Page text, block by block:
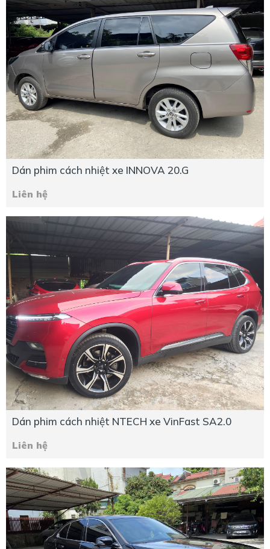
Dán phim cách nhiệt xe INNOVA 20.G
Liên hệ
Dán phim cách nhiệt NTECH xe VinFast SA2.0
Liên hệ